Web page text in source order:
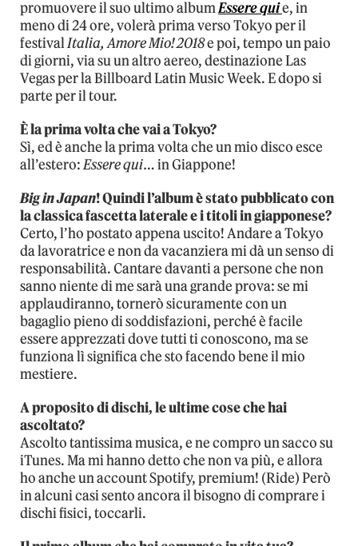
promuovere il suo ultimo albumEssere quie, in
meno di 24 ore, volerà prima verso Tokyo per il
festivalItalia, Amore Mio! 2018e poi, tempo un paio
di giorni, via su un altro aereo, destinazione Las
Vegas per la Billboard Latin Music Week. E dopo si
parte per il tour.
È la prima volta che vai a Tokyo?
Sì, ed è anche la prima volta che un mio disco esce
all’estero:Essere qui… in Giappone!
Big in Japan! Quindi l’album è stato pubblicato con
la classica fascetta laterale e i titoli in giapponese?
Certo, l’ho postato appena uscito! Andare a Tokyo
da lavoratrice e non da vacanziera mi dà un senso di
responsabilità. Cantare davanti a persone che non
sanno niente di me sarà una grande prova: se mi
applaudiranno, tornerò sicuramente con un
bagaglio pieno di soddisfazioni, perché è facile
essere apprezzati dove tutti ti conoscono, ma se
funziona lì significa che sto facendo bene il mio
mestiere.
A proposito di dischi, le ultime cose che hai
ascoltato?
Ascolto tantissima musica, e ne compro un sacco su
iTunes. Ma mi hanno detto che non va più, e allora
ho anche un account Spotify, premium! (Ride) Però
in alcuni casi sento ancora il bisogno di comprare i
dischi fisici, toccarli.